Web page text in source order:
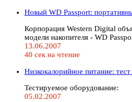
Новый WD Passport:
Корпорация Western Digital
модели накопителя - WD
13.06.2007
40 сек на чтение
Низкокалорийное питание:
Тестируемое оборудование:
05.02.2007